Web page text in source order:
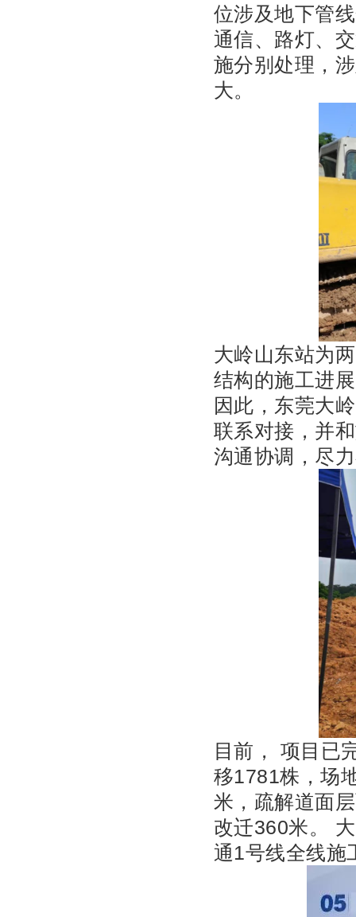
位涉及地下管
通信、路灯、
施分别处理，
大。
大岭山东站为
结构的施工进
因此，东莞大
联系对接，并
沟通协调，尽
目前， 项目已
移1781株，场
米，疏解道面
改迁360米。
通1号线全线施